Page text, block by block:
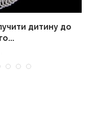
дитину до